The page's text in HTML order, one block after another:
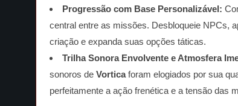
Progressão com Base Personalizável:
central entre as missões. Desbloqueie NPCs,
criação e expanda suas opções táticas.
Trilha Sonora Envolvente e Atmosfera
sonoros de Vorticaforam elogiados por sua
perfeitamente a ação frenética e a tensão das